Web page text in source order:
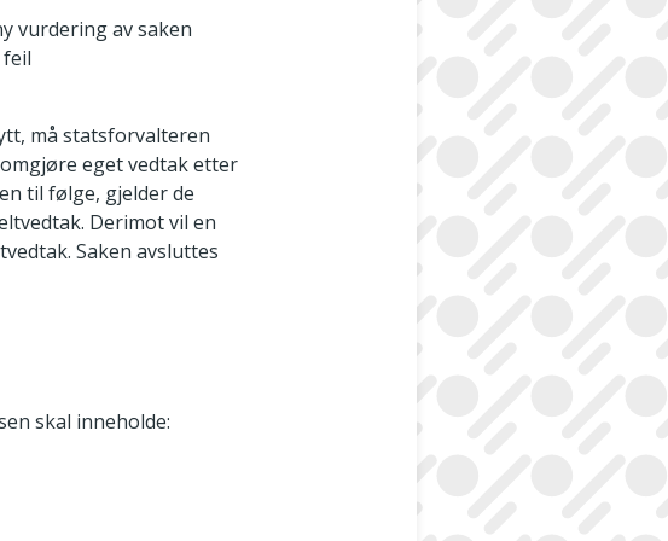
vurdering av saken
må statsforvalteren
eget vedtak etter
til følge, gjelder de
Derimot vil en
Saken avsluttes
skal inneholde: